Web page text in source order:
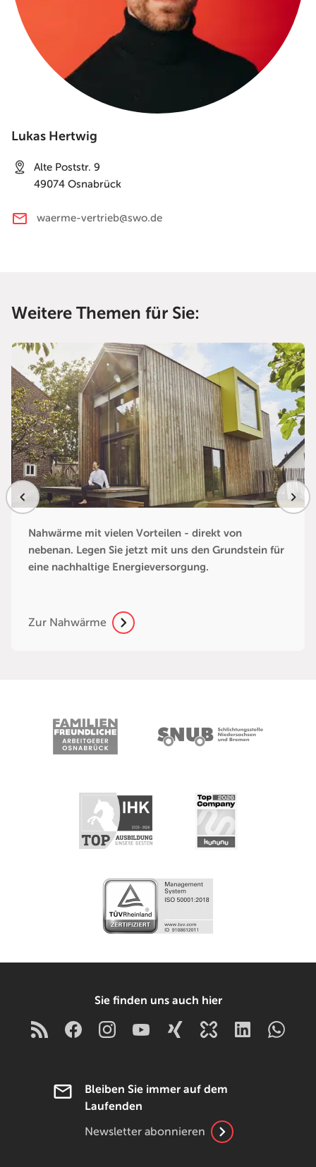
Lukas Hertwig
Alte Poststr. 9
49074 Osnabrück
waerme-vertrieb@swo.de
Weitere Themen für Sie:
Nahwärme mit vielen Vorteilen - direkt von
nebenan. Legen Sie jetzt mit uns den Grundstein für
eine nachhaltige Energieversorgung.
Zur Nahwärme
Sie finden uns auch hier
Bleiben Sie immer auf dem
Laufenden
Newsletter abonnieren